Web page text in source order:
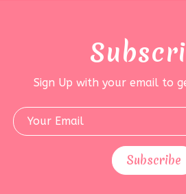
Sign Up with your email to